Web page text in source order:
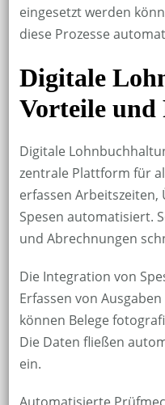
eingesetzt werden
diese Prozesse
Digitale
Vorteile
Digitale
zentrale Plattform für
erfassen
Spesen automatisiert.
und Abrechnungen
Die Integration von
Erfassen von
können Belege
Die Daten fließen
ein.